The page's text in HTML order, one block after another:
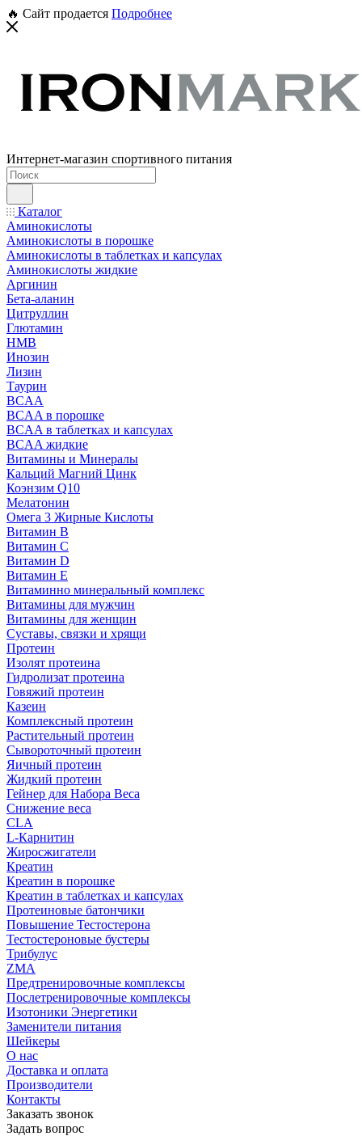
🔥 Сайт продается Подробнее
Интернет-магазин спортивного питания
Каталог
Аминокислоты
Аминокислоты в порошке
Аминокислоты в таблетках и капсулах
Аминокислоты жидкие
Аргинин
Бета-аланин
Цитруллин
Глютамин
HMB
Инозин
Лизин
Таурин
BCAA
BCAA в порошке
BCAA в таблетках и капсулах
BCAA жидкие
Витамины и Минералы
Кальций Магний Цинк
Коэнзим Q10
Мелатонин
Омега 3 Жирные Кислоты
Витамин B
Витамин C
Витамин D
Витамин E
Витаминно минеральный комплекс
Витамины для мужчин
Витамины для женщин
Суставы, связки и хрящи
Протеин
Изолят протеина
Гидролизат протеина
Говяжий протеин
Казеин
Комплексный протеин
Растительный протеин
Сывороточный протеин
Яичный протеин
Жидкий протеин
Гейнер для Набора Веса
Снижение веса
CLA
L-Карнитин
Жиросжигатели
Креатин
Креатин в порошке
Креатин в таблетках и капсулах
Протеиновые батончики
Повышение Тестостерона
Тестостероновые бустеры
Трибулус
ZMA
Предтренировочные комплексы
Послетренировочные комплексы
Изотоники Энергетики
Заменители питания
Шейкеры
О нас
Доставка и оплата
Производители
Контакты
Заказать звонок
Задать вопрос